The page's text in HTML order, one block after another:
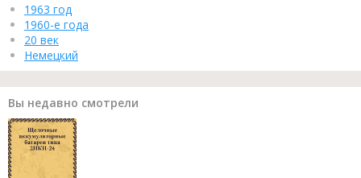
1963 год
1960-е года
20 век
Немецкий
Вы недавно смотрели